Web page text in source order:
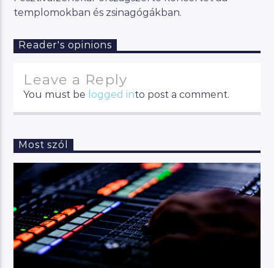
templomokban és zsinagógákban.
Reader's opinions
Leave a Reply
You must be logged into post a comment.
Most szól